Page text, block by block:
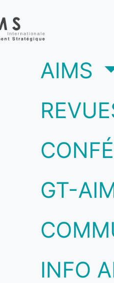
AIMS
GT-
INFO